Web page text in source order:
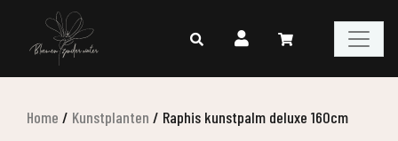
Home / Kunstplanten / Raphis kunstpalm deluxe 160cm